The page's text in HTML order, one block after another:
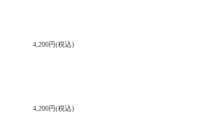
4,200円(税込)
4,200円(税込)